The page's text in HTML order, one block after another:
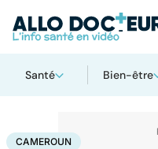
Santé Bien-être
AccueilSanté Maladies Maladies
CAMEROUN